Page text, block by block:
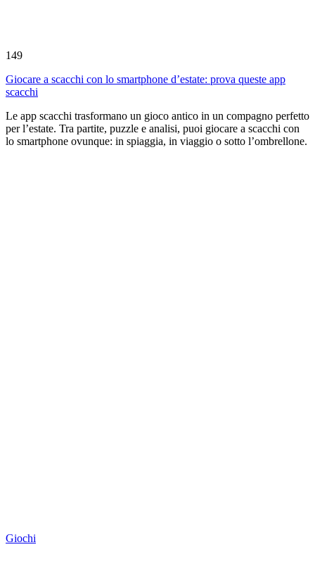
149
Giocare a scacchi con lo smartphone d’estate: prova queste app
scacchi
Le app scacchi trasformano un gioco antico in un compagno perfetto
per l’estate. Tra partite, puzzle e analisi, puoi giocare a scacchi con
lo smartphone ovunque: in spiaggia, in viaggio o sotto l’ombrellone.
Giochi